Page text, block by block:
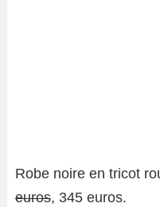
Robe noire en tricot
euros, 345 euros.